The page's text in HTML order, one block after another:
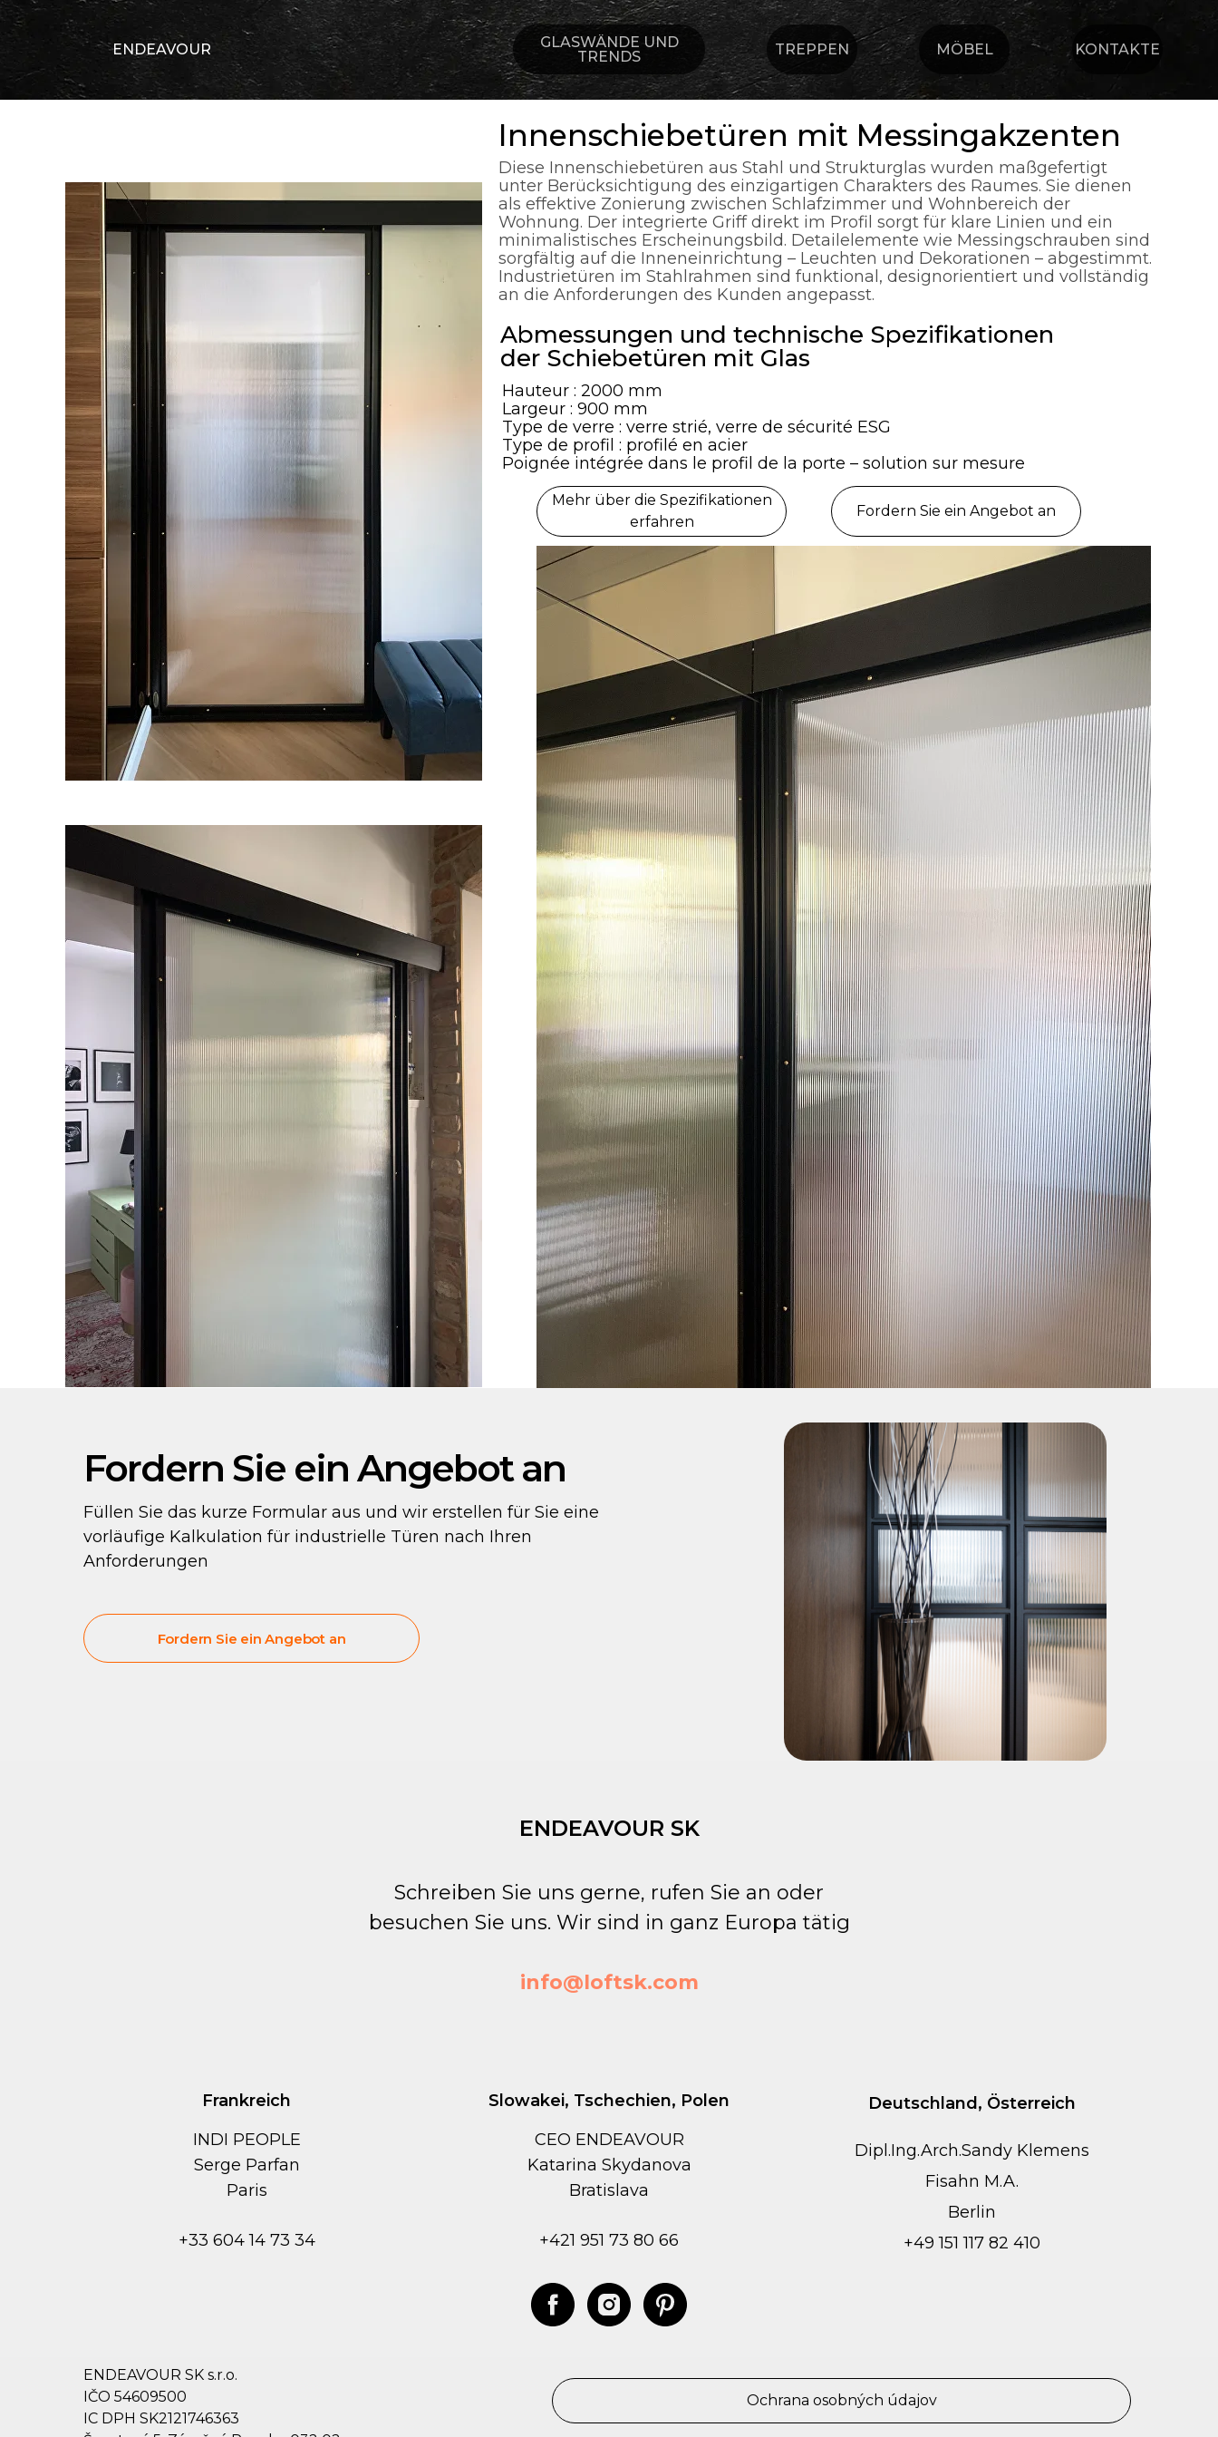
KONTAKTE
MÖBEL
TREPPEN
GLASWÄNDE UND
TRENDS
ENDEAVOUR
Mehr über die Spezifikationen
erfahren
Hauteur : 2000 mm
Largeur : 900 mm
Type de verre : verre strié, verre de sécurité ESG
Type de profil : profilé en acier
Poignée intégrée dans le profil de la porte – solution sur mesure
Abmessungen und technische Spezifikationen
der Schiebetüren mit Glas
Diese Innenschiebetüren aus Stahl und Strukturglas wurden maßgefertigt
unter Berücksichtigung des einzigartigen Charakters des Raumes. Sie dienen
als effektive Zonierung zwischen Schlafzimmer und Wohnbereich der
Wohnung. Der integrierte Griff direkt im Profil sorgt für klare Linien und ein
minimalistisches Erscheinungsbild. Detailelemente wie Messingschrauben sind
sorgfältig auf die Inneneinrichtung – Leuchten und Dekorationen – abgestimmt.
Industrietüren im Stahlrahmen sind funktional, designorientiert und vollständig
an die Anforderungen des Kunden angepasst.
Innenschiebetüren mit Messingakzenten
Fordern Sie ein Angebot an
Fordern Sie ein Angebot an
Fordern Sie ein Angebot an
Füllen Sie das kurze Formular aus und wir erstellen für Sie eine
vorläufige Kalkulation für industrielle Türen nach Ihren
Anforderungen
ENDEAVOUR SK
Schreiben Sie uns gerne, rufen Sie an oder
besuchen Sie uns. Wir sind in ganz Europa tätig
info@loftsk.com
Frankreich
INDI PEOPLE
Serge Parfan
Paris
+33 604 14 73 34
Slowakei, Tschechien, Polen
CEO ENDEAVOUR
Kаtarina Skydanova
Bratislava
+421 951 73 80 66
Deutschland, Österreich
Dipl.Ing.Arch.Sandy Klemens
Fisahn M.A.
Berlin
+49 151 117 82 410
Ochrana osobných údajov
ENDEAVOUR SK s.r.o.
IČO 54609500
IC DPH SK2121746363